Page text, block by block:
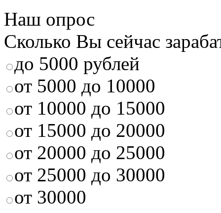
Наш опрос
Сколько Вы сейчас
до 5000 рублей
от 5000 до 10000
от 10000 до 15000
от 15000 до 20000
от 20000 до 25000
от 25000 до 30000
от 30000